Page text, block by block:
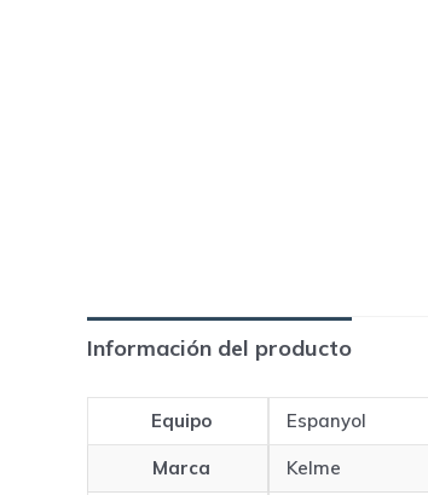
Información del producto
Equipo Espanyol
Marca Kelme